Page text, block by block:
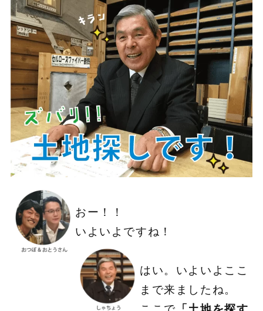
おー！！
いよいよですね！
はい。いよいよここ
まで来ましたね。